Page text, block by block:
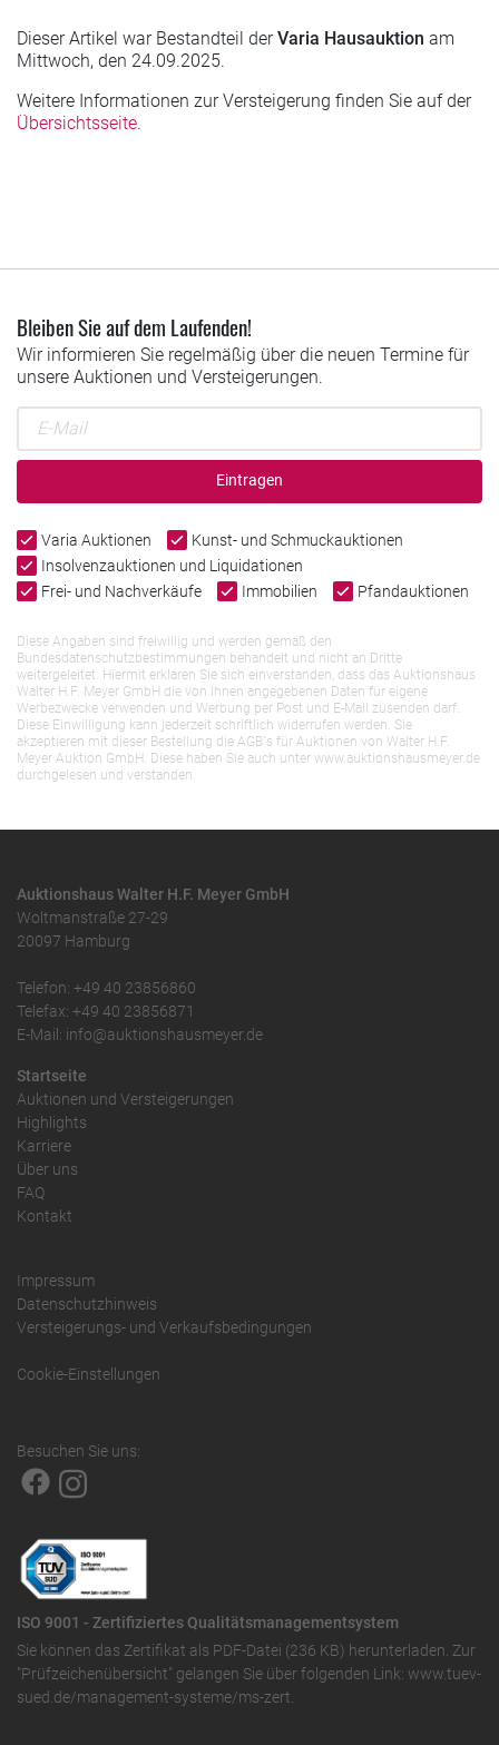
Dieser Artikel war Bestandteil derVaria Hausauktion am
Mittwoch, den 24.09.2025.
Weitere Informationen zur Versteigerung finden Sie auf der
Übersichtsseite.
Bleiben Sie auf dem Laufenden!
Wir informieren Sie regelmäßig über die neuen Termine für
unsere Auktionen und Versteigerungen.
Eintragen
Varia Auktionen
Kunst- und Schmuckauktionen
Insolvenzauktionen und Liquidationen
Frei- und Nachverkäufe
Immobilien Pfandauktionen
Diese Angaben sind freiwillig und werden gemäß den
Bundesdatenschutzbestimmungen behandelt und nicht an Dritte
weitergeleitet. Hiermit erklären Sie sich einverstanden, dass das Auktionshaus
Walter H.F. Meyer GmbH die von Ihnen angegebenen Daten für eigene
Werbezwecke verwenden und Werbung per Post und E-Mail zusenden darf.
Diese Einwilligung kann jederzeit schriftlich widerrufen werden. Sie
akzeptieren mit dieser Bestellung die AGB`s für Auktionen von Walter H.F.
Meyer Auktion GmbH. Diese haben Sie auch unter www.auktionshausmeyer.de
durchgelesen und verstanden.
Auktionshaus Walter H.F. Meyer GmbH
Woltmanstraße 27-29
20097 Hamburg
Telefon: +49 40 23856860
Telefax: +49 40 23856871
E-Mail: info@auktionshausmeyer.de
Startseite
Auktionen und Versteigerungen
Highlights
Karriere
Über uns
FAQ
Kontakt
Impressum
Datenschutzhinweis
Versteigerungs- und Verkaufsbedingungen
Cookie-Einstellungen
Besuchen Sie uns:
ISO 9001 - Zertifiziertes Qualitätsmanagementsystem
Sie können das Zertifikat als PDF-Datei (236 KB) herunterladen. Zur
"Prüfzeichenübersicht" gelangen Sie über folgenden Link: www.tuev-
sued.de/management-systeme/ms-zert